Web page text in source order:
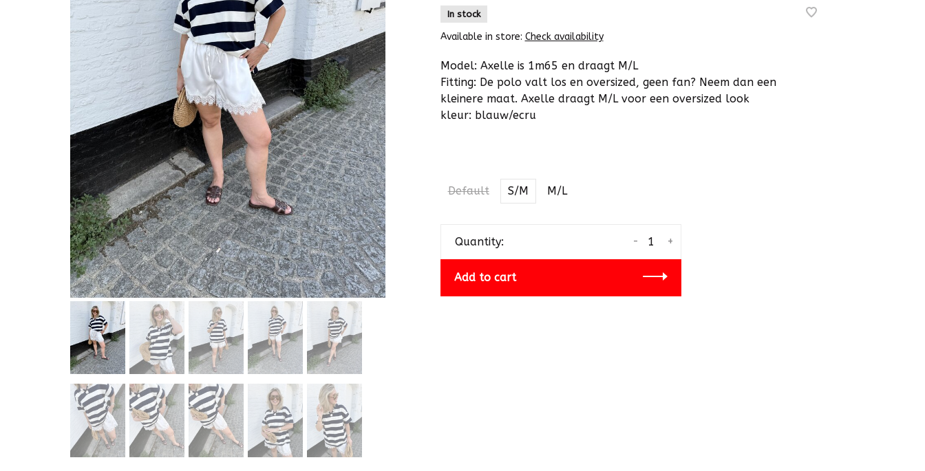
In stock
Available in store: Check availability
Model: Axelle is 1m65 en draagt M/L
Fitting: De polo valt los en oversized, geen fan? Neem dan een
kleinere maat. Axelle draagt M/L voor een oversized look
kleur: blauw/ecru
Default S/M M/L
Quantity: +
-
Add to cart